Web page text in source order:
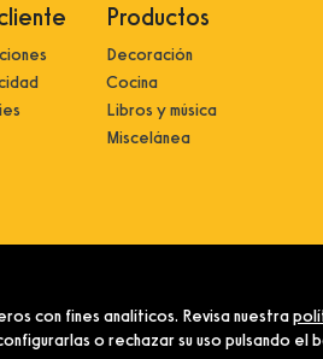
Productos
Decoración
Cocina
Libros y música
Miscelánea
con fines analíticos. Revisa nuestra
o rechazar su uso pulsando el